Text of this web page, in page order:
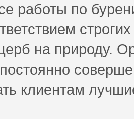
работы по
на природу.
клиентам